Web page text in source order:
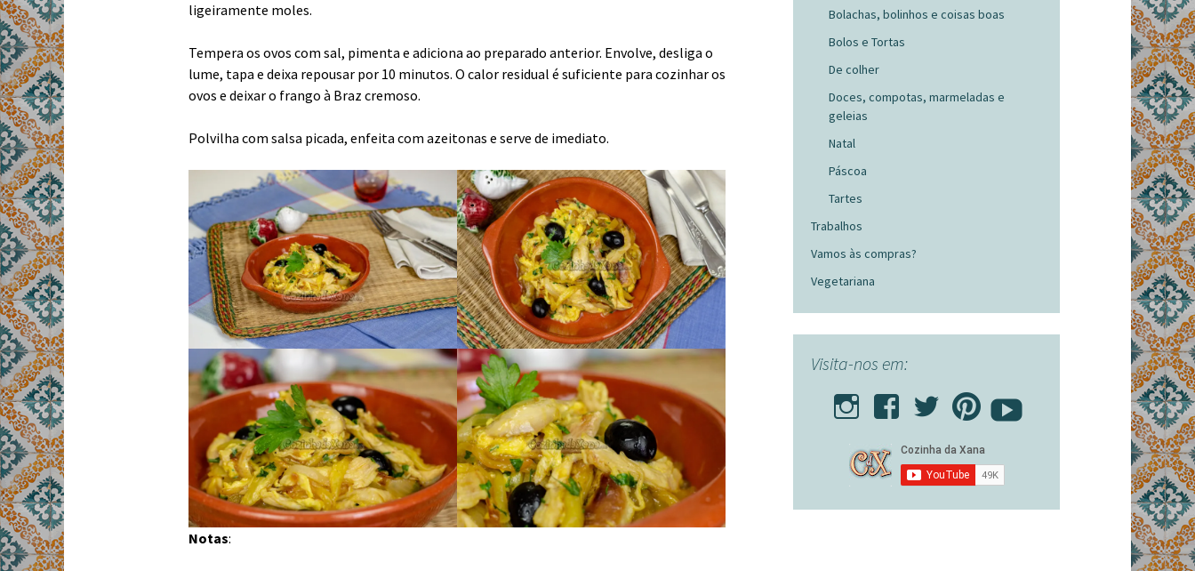
ligeiramente moles.
Tempera os ovos com sal, pimenta e adiciona ao preparado anterior. Envolve, desliga o
lume, tapa e deixa repousar por 10 minutos. O calor residual é suficiente para cozinhar os
ovos e deixar o frango à Braz cremoso.
Polvilha com salsa picada, enfeita com azeitonas e serve de imediato.
Notas:
Bolachas, bolinhos e coisas boas
Bolos e Tortas
De colher
Doces, compotas, marmeladas e
geleias
Natal
Páscoa
Tartes
Trabalhos
Vamos às compras?
Vegetariana
Visita-nos em: